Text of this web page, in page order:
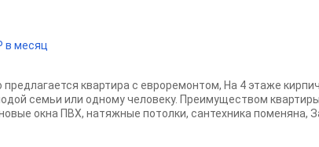
в месяц
квартира с евроремонтом, На 4 этаже
семьи или одному человеку. Преимуществом
окна ПВХ, натяжные потолки, сантехника поменяна,